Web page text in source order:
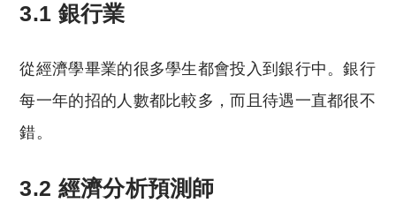
3.1 銀行業
從經濟學畢業的很多學生都會投入到銀行中。銀行
每一年的招的人數都比較多，而且待遇一直都很不
錯。
3.2 經濟分析預測師